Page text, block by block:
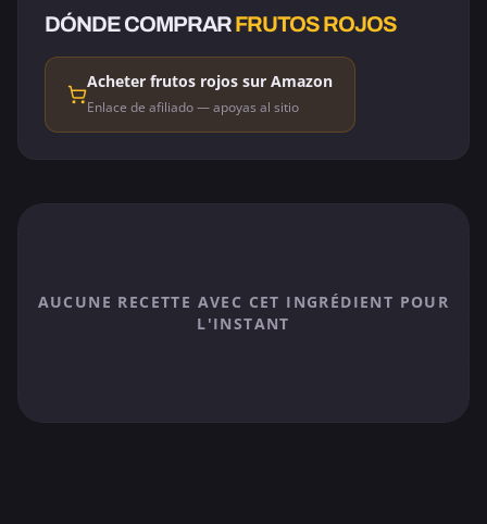
DÓNDE COMPRARFRUTOS ROJOS
Acheter frutos rojos sur Amazon
Enlace de afiliado — apoyas al sitio
AUCUNE RECETTE AVEC CET INGRÉDIENT POUR
L'INSTANT